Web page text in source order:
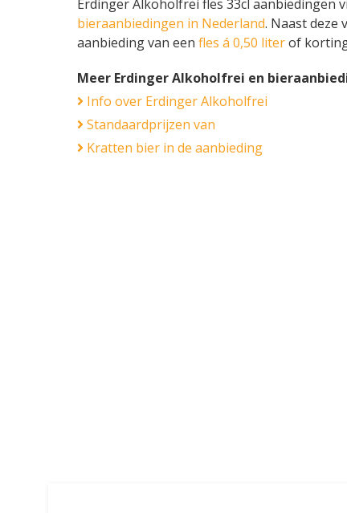
Erdinger Alkoholfrei fles 33cl aanbiedingen
bieraanbiedingen in Nederland. Naast deze
aanbieding van een fles á 0,50 literof
Meer Erdinger Alkoholfrei en
Info over Erdinger Alkoholfrei
Standaardprijzen van
Kratten bier in de aanbieding